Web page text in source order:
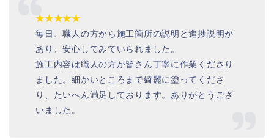
★★★★★
毎日、職人の方から施工箇所の説明と進捗説明が
あり、安心してみていられました。
施工内容は職人の方が皆さん丁寧に作業くださり
ました。細かいところまで綺麗に塗ってくださ
り、たいへん満足しております。ありがとうござ
いました。